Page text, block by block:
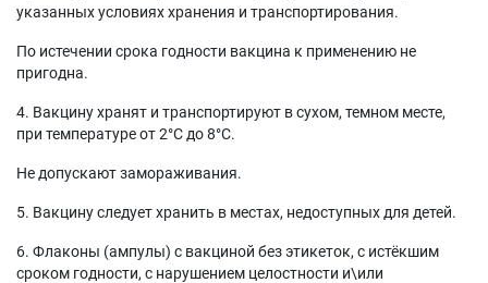
указанных условиях хранения и транспортирования.
По истечении срока годности вакцина к применению не
пригодна.
4. Вакцину хранят и транспортируют в сухом, темном месте,
при температуре от 2°С до 8°С.
Не допускают замораживания.
5. Вакцину следует хранить в местах, недоступных для детей.
6. Флаконы (ампулы) с вакциной без этикеток, с истёкшим
сроком годности, с нарушением целостности и\или